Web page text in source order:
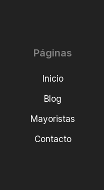
Páginas
Inicio
Blog
Mayoristas
Contacto